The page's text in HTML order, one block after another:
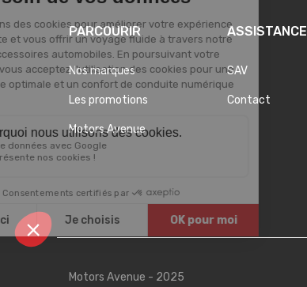
PARCOURIR
Nos marques
Les promotions
Motors Avenue
ASSISTANCE
SAV
Contact
Motors Avenue - 2025